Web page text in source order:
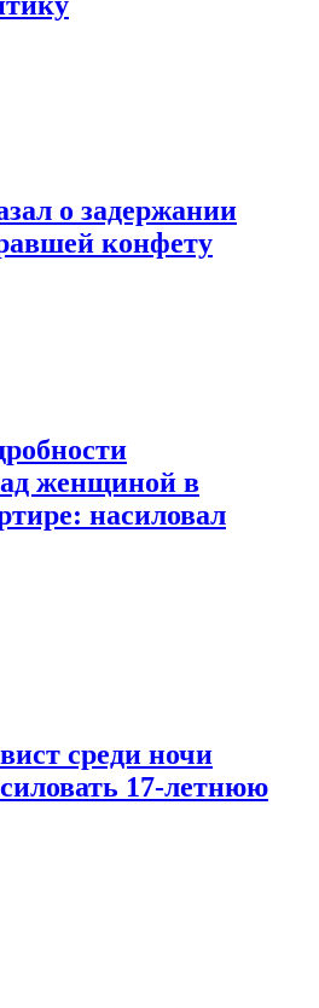
о задержании
конфету
женщиной в
насиловал
среди ночи
17-летнюю